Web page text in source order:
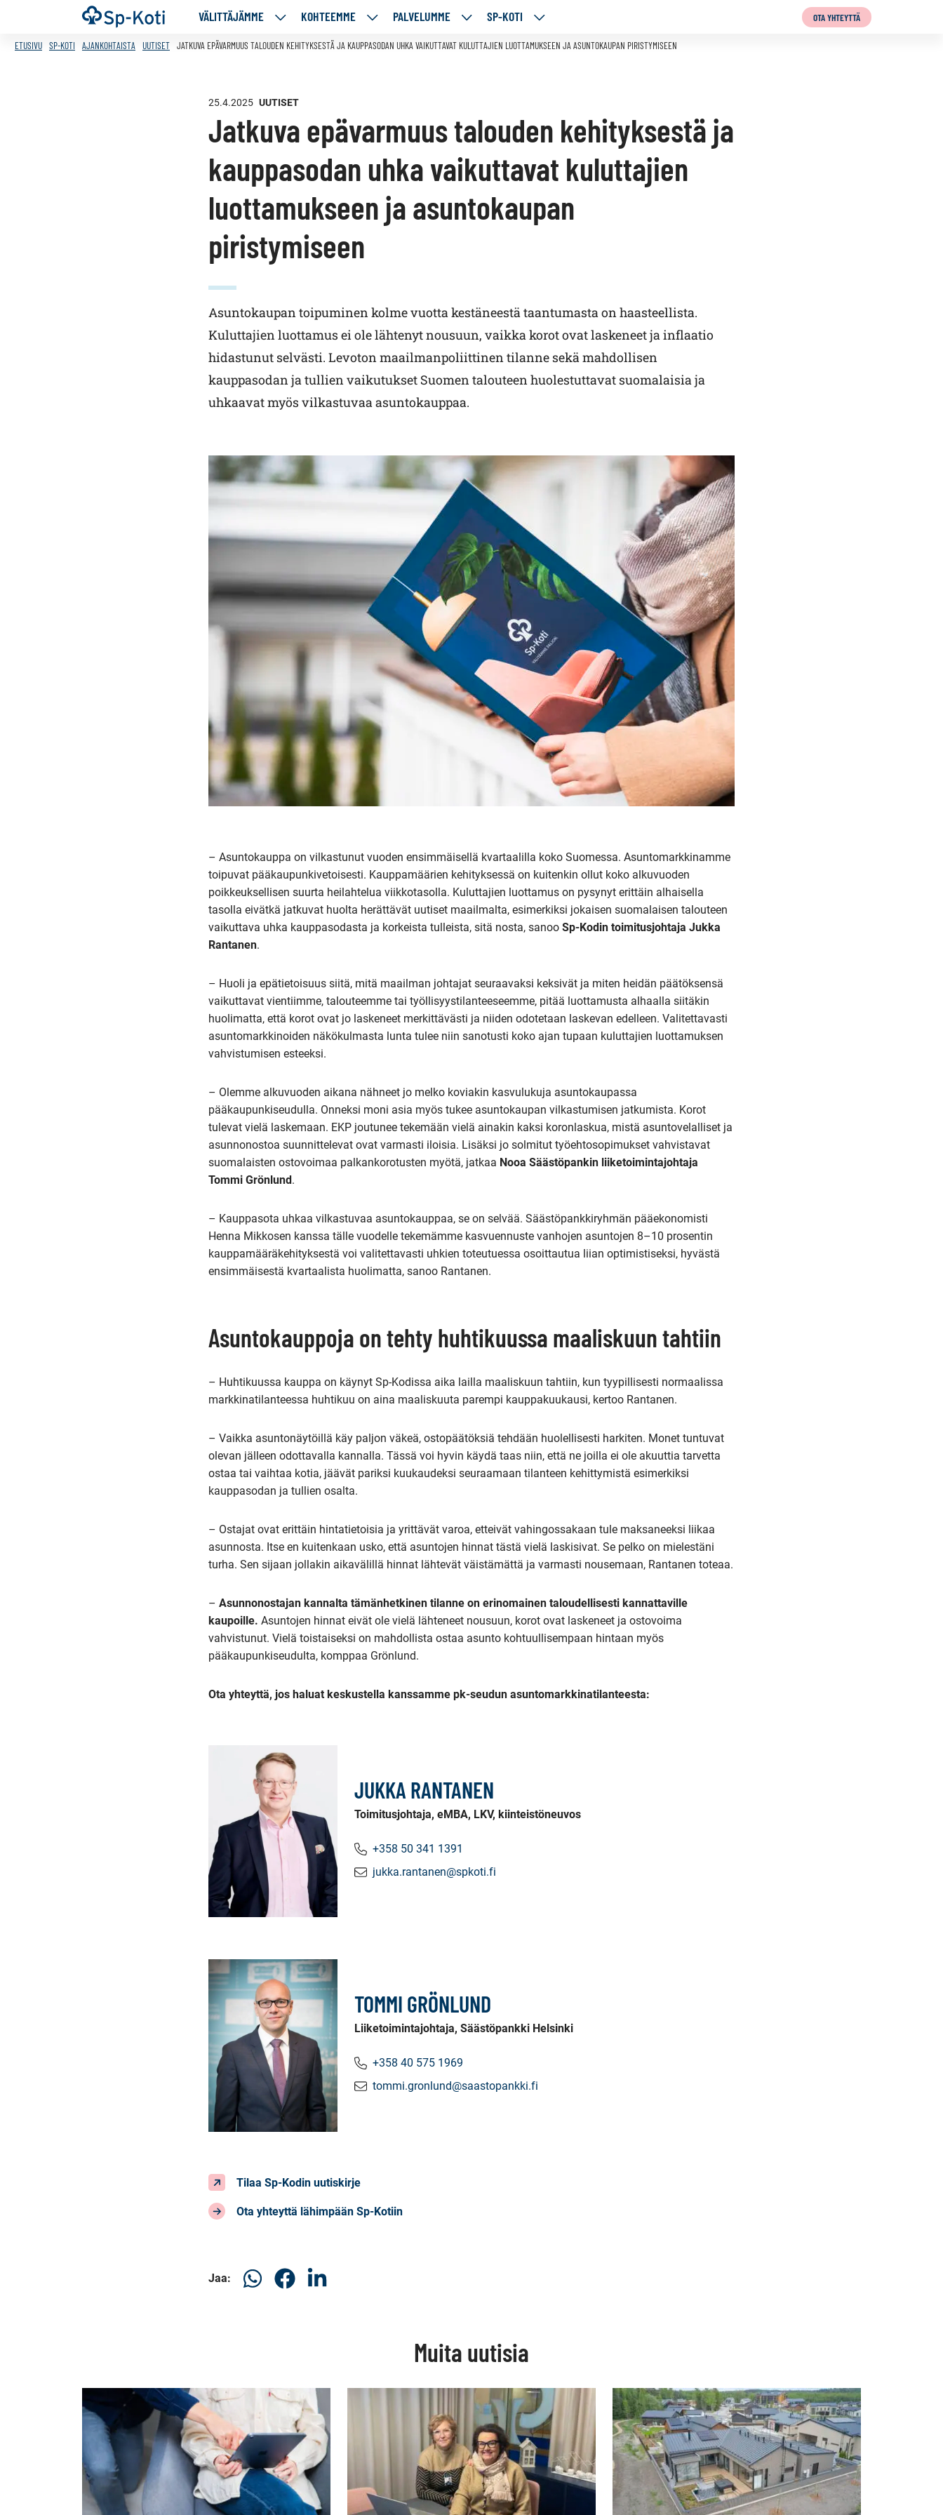
Siirry
sisältöön
Etusivu VÄLITTÄJÄMME
VÄLITTÄJÄMME
ALASIVUT
KOHTEEMME
KOHTEEMME
ALASIVUT
PALVELUMME
PALVELUMME
ALASIVUT
SP-KOTI
SP-
KOTI
OTA YHTEYTTÄ
ETUSIVU SP-KOTI AJANKOHTAISTA UUTISET JATKUVA EPÄVARMUUS TALOUDEN KEHITYKSESTÄ JA KAUPPASODAN UHKA VAIKUTTAVAT KULUTTAJIEN LUOTTAMUKSEEN JA ASUNTOKAUPAN PIRISTYMISEEN
25.4.2025 UUTISET
Jatkuva epävarmuus talouden kehityksestä ja
kauppasodan uhka vaikuttavat kuluttajien
luottamukseen ja asuntokaupan
piristymiseen
Asuntokaupan toipuminen kolme vuotta kestäneestä taantumasta on haasteellista.
Kuluttajien luottamus ei ole lähtenyt nousuun, vaikka korot ovat laskeneet ja inflaatio
hidastunut selvästi. Levoton maailmanpoliittinen tilanne sekä mahdollisen
kauppasodan ja tullien vaikutukset Suomen talouteen huolestuttavat suomalaisia ja
uhkaavat myös vilkastuvaa asuntokauppaa.
– Asuntokauppa on vilkastunut vuoden ensimmäisellä kvartaalilla koko Suomessa. Asuntomarkkinamme
toipuvat pääkaupunkivetoisesti. Kauppamäärien kehityksessä on kuitenkin ollut koko alkuvuoden
poikkeuksellisen suurta heilahtelua viikkotasolla. Kuluttajien luottamus on pysynyt erittäin alhaisella
tasolla eivätkä jatkuvat huolta herättävät uutiset maailmalta, esimerkiksi jokaisen suomalaisen talouteen
vaikuttava uhka kauppasodasta ja korkeista tulleista, sitä nosta, sanoo Sp-Kodin toimitusjohtaja Jukka
Rantanen.
– Huoli ja epätietoisuus siitä, mitä maailman johtajat seuraavaksi keksivät ja miten heidän päätöksensä
vaikuttavat vientiimme, talouteemme tai työllisyystilanteeseemme, pitää luottamusta alhaalla siitäkin
huolimatta, että korot ovat jo laskeneet merkittävästi ja niiden odotetaan laskevan edelleen. Valitettavasti
asuntomarkkinoiden näkökulmasta lunta tulee niin sanotusti koko ajan tupaan kuluttajien luottamuksen
vahvistumisen esteeksi.
– Olemme alkuvuoden aikana nähneet jo melko koviakin kasvulukuja asuntokaupassa
pääkaupunkiseudulla. Onneksi moni asia myös tukee asuntokaupan vilkastumisen jatkumista. Korot
tulevat vielä laskemaan. EKP joutunee tekemään vielä ainakin kaksi koronlaskua, mistä asuntovelalliset ja
asunnonostoa suunnittelevat ovat varmasti iloisia. Lisäksi jo solmitut työehtosopimukset vahvistavat
suomalaisten ostovoimaa palkankorotusten myötä, jatkaa Nooa Säästöpankin liiketoimintajohtaja
Tommi Grönlund.
– Kauppasota uhkaa vilkastuvaa asuntokauppaa, se on selvää. Säästöpankkiryhmän pääekonomisti
Henna Mikkosen kanssa tälle vuodelle tekemämme kasvuennuste vanhojen asuntojen 8–10 prosentin
kauppamääräkehityksestä voi valitettavasti uhkien toteutuessa osoittautua liian optimistiseksi, hyvästä
ensimmäisestä kvartaalista huolimatta, sanoo Rantanen.
Asuntokauppoja on tehty huhtikuussa maaliskuun tahtiin
– Huhtikuussa kauppa on käynyt Sp-Kodissa aika lailla maaliskuun tahtiin, kun tyypillisesti normaalissa
markkinatilanteessa huhtikuu on aina maaliskuuta parempi kauppakuukausi, kertoo Rantanen.
– Vaikka asuntonäytöillä käy paljon väkeä, ostopäätöksiä tehdään huolellisesti harkiten. Monet tuntuvat
olevan jälleen odottavalla kannalla. Tässä voi hyvin käydä taas niin, että ne joilla ei ole akuuttia tarvetta
ostaa tai vaihtaa kotia, jäävät pariksi kuukaudeksi seuraamaan tilanteen kehittymistä esimerkiksi
kauppasodan ja tullien osalta.
– Ostajat ovat erittäin hintatietoisia ja yrittävät varoa, etteivät vahingossakaan tule maksaneeksi liikaa
asunnosta. Itse en kuitenkaan usko, että asuntojen hinnat tästä vielä laskisivat. Se pelko on mielestäni
turha. Sen sijaan jollakin aikavälillä hinnat lähtevät väistämättä ja varmasti nousemaan, Rantanen toteaa.
– Asunnonostajan kannalta tämänhetkinen tilanne on erinomainen taloudellisesti kannattaville
kaupoille. Asuntojen hinnat eivät ole vielä lähteneet nousuun, korot ovat laskeneet ja ostovoima
vahvistunut. Vielä toistaiseksi on mahdollista ostaa asunto kohtuullisempaan hintaan myös
pääkaupunkiseudulta, komppaa Grönlund.
Ota yhteyttä, jos haluat keskustella kanssamme pk-seudun asuntomarkkinatilanteesta:
JUKKA RANTANEN
Toimitusjohtaja, eMBA, LKV, kiinteistöneuvos
+358 50 341 1391
jukka.rantanen@spkoti.fi
TOMMI GRÖNLUND
Liiketoimintajohtaja, Säästöpankki Helsinki
+358 40 575 1969
tommi.gronlund@saastopankki.fi
Tilaa Sp-Kodin uutiskirje
Ota yhteyttä lähimpään Sp-Kotiin
Jaa:
Jaa
WhatsApissa
Jaa
Facebookissa
Jaa
Muita uutisia